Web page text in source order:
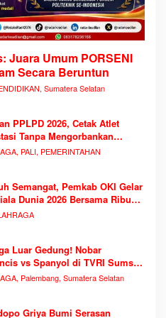
Juara Umum PORSENI
Secara Beruntun
Sumatera Selatan
PPLPD 2026, Cetak Atlet
Tanpa Mengorbankan
PALI, PEMERINTAHAN
Semangat, Pemkab OKI Gelar
Dunia 2026 Bersama Ribuan
Luar Gedung! Nobar
vs Spanyol di TVRI Sumsel
Antusiasme
Palembang, Sumatera Selatan
Griya Bumi Serasan